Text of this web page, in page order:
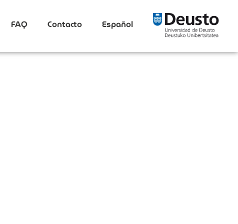
FAQ Contacto Español